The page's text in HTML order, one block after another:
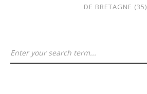
DE BRETAGNE (35)